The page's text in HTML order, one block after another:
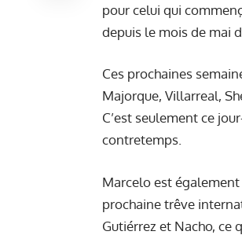
pour celui qui
depuis le mois de mai
Ces prochaines
Majorque, Villarreal,
C’est seulement ce
contretemps.
Marcelo est
prochaine trêve
Gutiérrez et Nacho,